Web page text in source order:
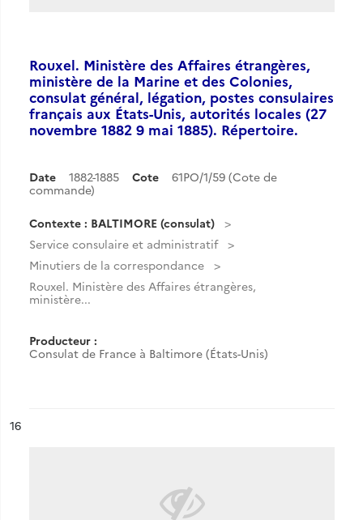
Rouxel. Ministère des Affaires étrangères,
ministère de la Marine et des Colonies,
consulat général, légation, postes consulaires
français aux États-Unis, autorités locales (27
novembre 1882 9 mai 1885). Répertoire.
Date 1882-1885 Cote
61PO/1/59 (Cote de
commande)
Contexte : BALTIMORE (consulat)
Service consulaire et administratif
Minutiers de la correspondance
Rouxel. Ministère des Affaires étrangères,
ministère...
Producteur :
Consulat de France à Baltimore (États-Unis)
n°
16